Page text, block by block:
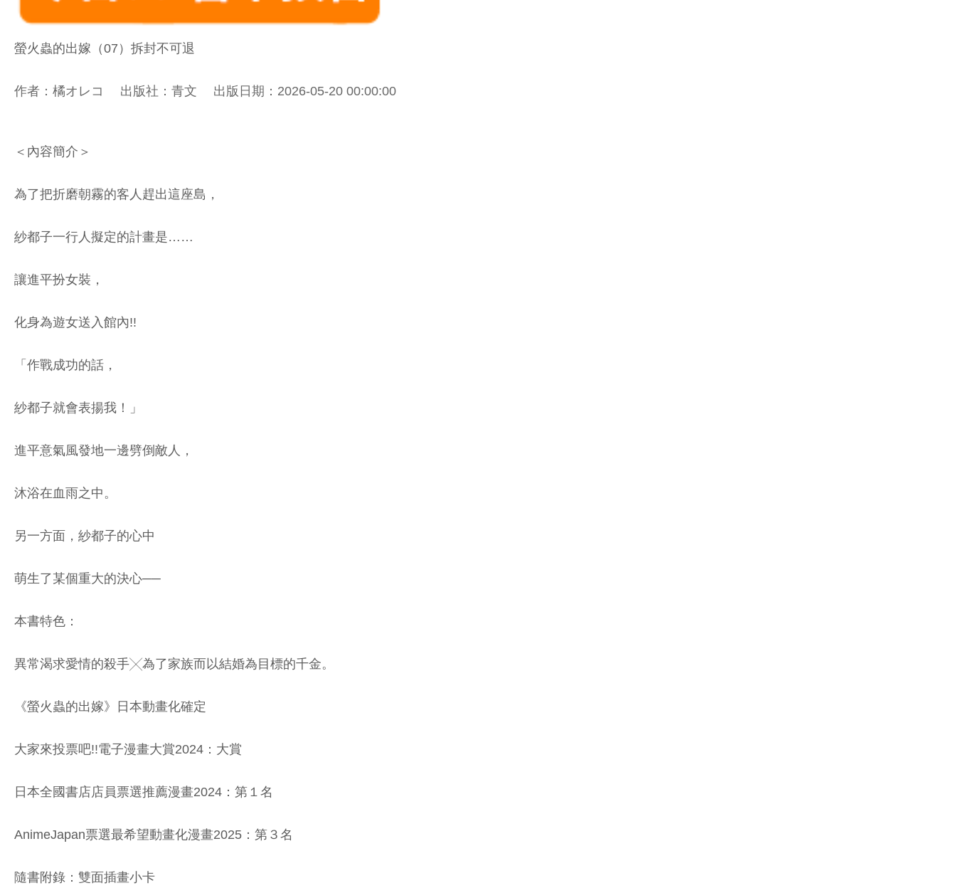
螢火蟲的出嫁（07）拆封不可退
作者：橘オレコ 出版社：青文 出版日期：2026-05-20 00:00:00
＜內容簡介＞
為了把折磨朝霧的客人趕出這座島，
紗都子一行人擬定的計畫是……
讓進平扮女裝，
化身為遊女送入館內!!
「作戰成功的話，
紗都子就會表揚我！」
進平意氣風發地一邊劈倒敵人，
沐浴在血雨之中。
另一方面，紗都子的心中
萌生了某個重大的決心──
本書特色：
異常渴求愛情的殺手╳為了家族而以結婚為目標的千金。
《螢火蟲的出嫁》日本動畫化確定
大家來投票吧!!電子漫畫大賞2024：大賞
日本全國書店店員票選推薦漫畫2024：第１名
AnimeJapan票選最希望動畫化漫畫2025：第３名
隨書附錄：雙面插畫小卡